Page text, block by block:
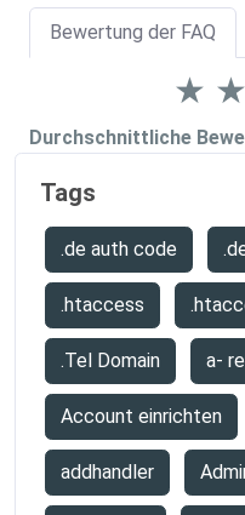
Bewertung der FAQ
★
★
Durchschnittliche
Tags
.de auth code
.htaccess
.Tel Domain a-
Account einrichten
addhandler